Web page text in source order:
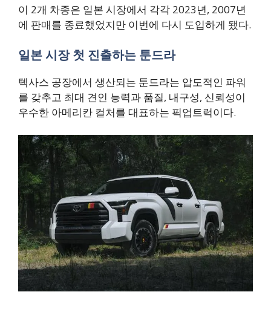
이 2개 차종은 일본 시장에서 각각 2023년, 2007년
에 판매를 종료했었지만 이번에 다시 도입하게 됐다.
일본 시장 첫 진출하는 툰드라
텍사스 공장에서 생산되는 툰드라는 압도적인 파워
를 갖추고 최대 견인 능력과 품질, 내구성, 신뢰성이
우수한 아메리칸 컬처를 대표하는 픽업트럭이다.